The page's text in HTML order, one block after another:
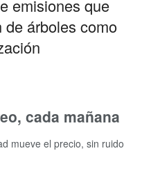
emisiones que
árboles como
cada mañana
mueve el precio, sin ruido